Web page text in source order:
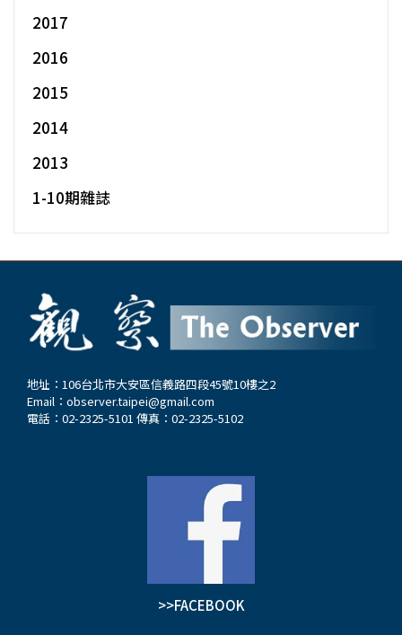
2017
2016
2015
2014
2013
1-10期雜誌
地址：106台北市大安區信義路四段45號10樓之2
Email： observer.taipei@gmail.com
電話：02-2325-5101 傳真：02-2325-5102
>>FACEBOOK